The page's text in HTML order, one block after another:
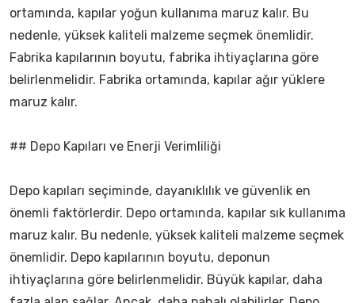
ortamında, kapılar yoğun kullanıma maruz kalır. Bu
nedenle, yüksek kaliteli malzeme seçmek önemlidir.
Fabrika kapılarının boyutu, fabrika ihtiyaçlarına göre
belirlenmelidir. Fabrika ortamında, kapılar ağır yüklere
maruz kalır.
## Depo Kapıları ve Enerji Verimliliği
Depo kapıları seçiminde, dayanıklılık ve güvenlik en
önemli faktörlerdir. Depo ortamında, kapılar sık kullanıma
maruz kalır. Bu nedenle, yüksek kaliteli malzeme seçmek
önemlidir. Depo kapılarının boyutu, deponun
ihtiyaçlarına göre belirlenmelidir. Büyük kapılar, daha